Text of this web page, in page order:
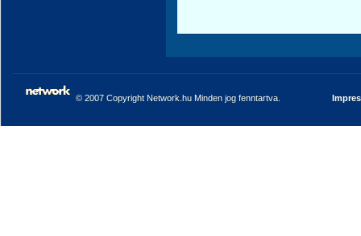
© 2007 Copyright Network.hu Minden jog fenntartva.